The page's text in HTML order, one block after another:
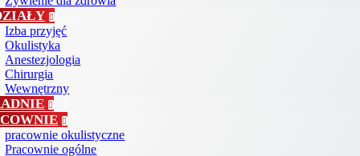
Izba przyjęć
Okulistyka
Anestezjologia
Chirurgia
Wewnętrzny
pracownie okulistyczne
Pracownie ogólne